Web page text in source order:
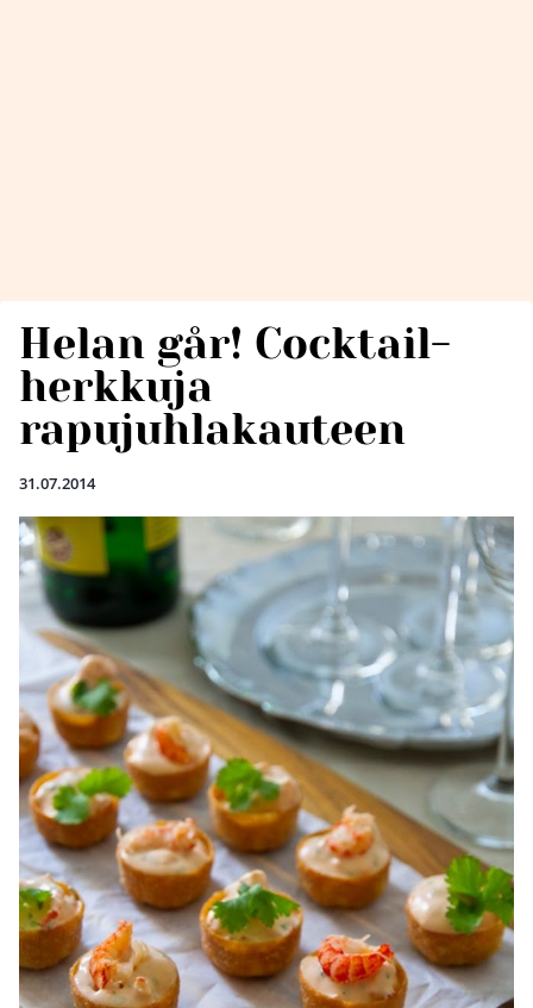
Helan går! Cocktail-
herkkuja
rapujuhlakauteen
31.07.2014